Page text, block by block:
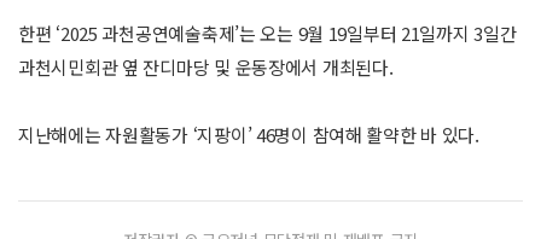
한편 ‘2025 과천공연예술축제’는 오는 9월 19일부터 21일까지 3일간
과천시민회관 옆 잔디마당 및 운동장에서 개최된다.
지난해에는 자원활동가 ‘지팡이’ 46명이 참여해 활약한 바 있다.